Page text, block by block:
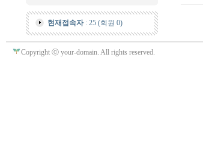
현재접속자: 25 (회원 0)
Copyright ⓒ your-domain. All rights reserved.